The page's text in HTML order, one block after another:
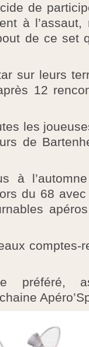
de
à l’assaut,
de ce set
sur leurs
12
les
de
à
du 68
comptes-
préféré,